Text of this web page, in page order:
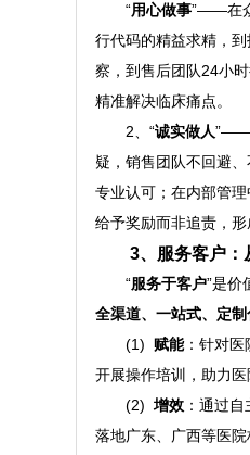
“用心做事”——在
行代码的精益求精，
察，到售后团队24小
精准解决临床痛点。
2、“诚实做人”——
疑，销售团队不回避
专业认可；在内部管
给予奖励而非追责，形
3、服务客户：
“服务于客户”是价
全渠道、一站式、定制
(1) 赋能：针对医
开展操作培训，助力医
(2) 增效：通过自
落地广东、广西等医院